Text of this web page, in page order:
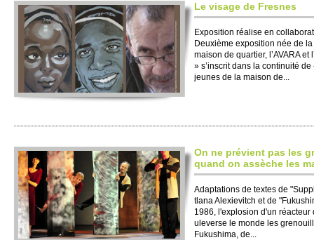
Le vi­sage de Fre­snes
Expo­si­tion réalise en
Deuxième expo­si­tion née de
maison de quartier, l’AVARA
» s’ins­crit dans la continuité
jeunes de la maison de...
On ne prévient pas les
quand on assèche les
Adaptati­ons de te­xtes de
tlana Alexievi­tch et de
1986, l'ex­plosion d'un
uleve­rse le monde les
Fukushima, de...